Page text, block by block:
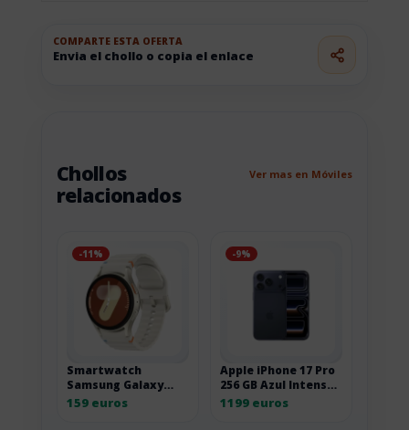
COMPARTE ESTA OFERTA
Envia el chollo o copia el enlace
Chollos
relacionados
Ver mas en Móviles
-11%
Smartwatch
Samsung Galaxy
Watch7 Bluetooth
159 euros
-9%
Apple iPhone 17 Pro
256 GB Azul Intenso
A19
1199 euros